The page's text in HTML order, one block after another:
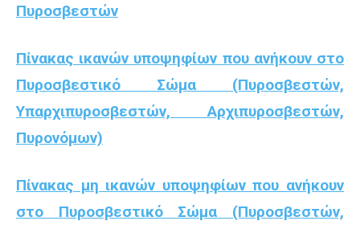
Πυροσβεστών
Πίνακας ικανών υποψηφίων που ανήκουν στο
Πυροσβεστικό Σώμα (Πυροσβεστών,
Υπαρχιπυροσβεστών, Αρχιπυροσβεστών,
Πυρονόμων)
Πίνακας μη ικανών υποψηφίων που ανήκουν
στο Πυροσβεστικό Σώμα (Πυροσβεστών,